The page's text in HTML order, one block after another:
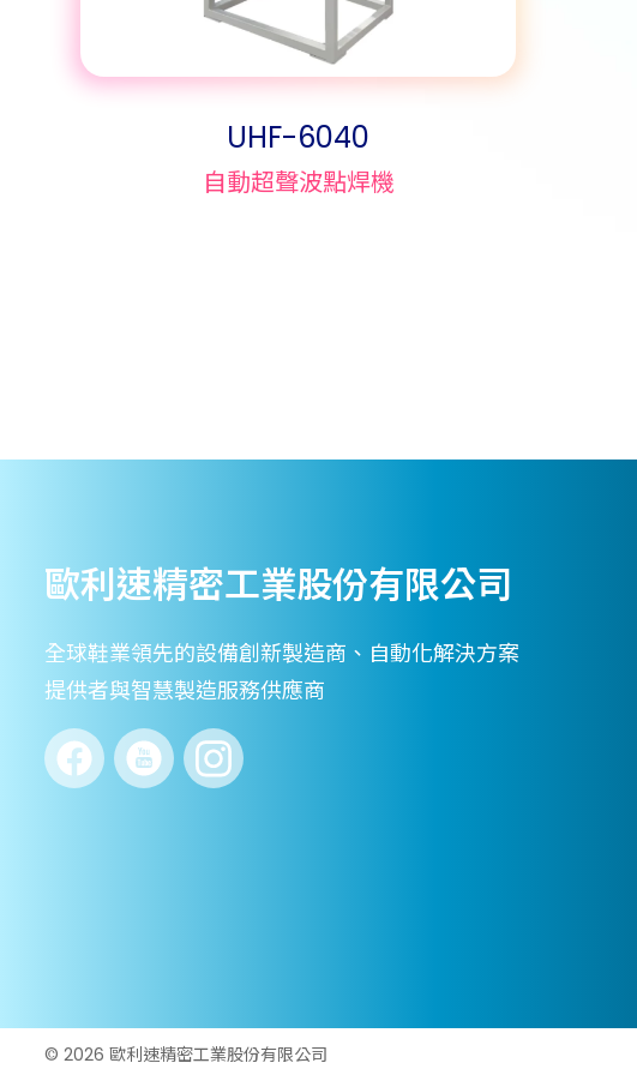
UHF-6040
自動超聲波點焊機
歐利速精密工業股份有限公司
全球鞋業領先的設備創新製造商、自動化解決方案
提供者與智慧製造服務供應商
© 2026 歐利速精密工業股份有限公司